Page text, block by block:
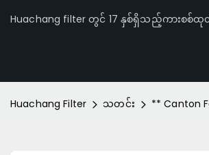
Huachang filter တွင် 17 နှစ်ရှိသည့်ကားစစ်
Huachang Filter သတင်း ** Canton